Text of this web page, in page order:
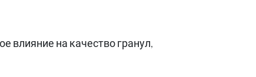
влияние на качество гранул,